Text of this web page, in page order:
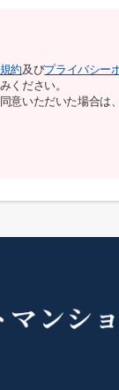
約及びプライバシー
ください。
意いただいた場合は